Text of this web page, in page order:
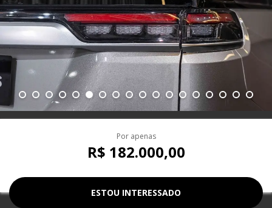
Por apenas
R$ 182.000,00
ESTOU INTERESSADO